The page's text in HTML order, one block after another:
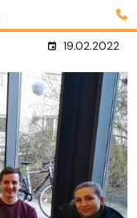
19.02.2022